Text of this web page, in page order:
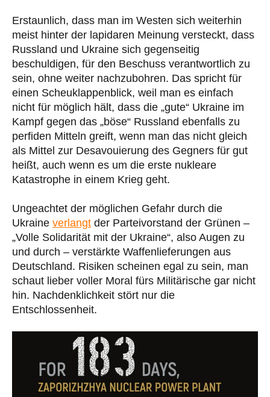
Erstaunlich, dass man im Westen sich weiterhin
meist hinter der lapidaren Meinung versteckt, dass
Russland und Ukraine sich gegenseitig
beschuldigen, für den Beschuss verantwortlich zu
sein, ohne weiter nachzubohren. Das spricht für
einen Scheuklappenblick, weil man es einfach
nicht für möglich hält, dass die „gute“ Ukraine im
Kampf gegen das „böse“ Russland ebenfalls zu
perfiden Mitteln greift, wenn man das nicht gleich
als Mittel zur Desavouierung des Gegners für gut
heißt, auch wenn es um die erste nukleare
Katastrophe in einem Krieg geht.
Ungeachtet der möglichen Gefahr durch die
Ukraine verlangt der Parteivorstand der Grünen –
„Volle Solidarität mit der Ukraine“, also Augen zu
und durch – verstärkte Waffenlieferungen aus
Deutschland. Risiken scheinen egal zu sein, man
schaut lieber voller Moral fürs Militärische gar nicht
hin. Nachdenklichkeit stört nur die
Entschlossenheit.